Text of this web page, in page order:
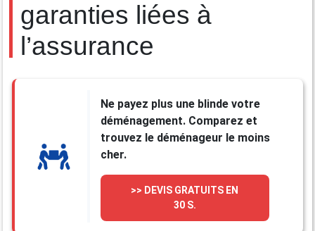
garanties liées à
l’assurance
Ne payez plus une blinde votre
déménagement. Comparez et
trouvez le déménageur le moins
cher.
>> DEVIS GRATUITS EN
30 S.